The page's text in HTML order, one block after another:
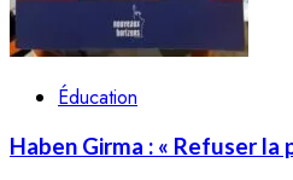
Éducation
Haben Girma : « Refuser la